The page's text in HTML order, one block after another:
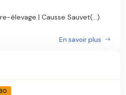
élevage | Causse Sauvet(...)
En savoir plus